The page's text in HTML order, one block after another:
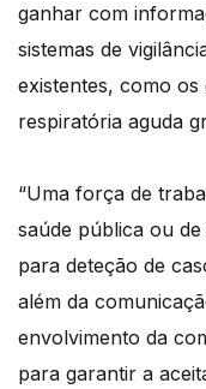
ganhar com
sistemas de
existentes, como
respiratória aguda
“Uma força de
saúde pública ou
para deteção de
além da
envolvimento da
para garantir a